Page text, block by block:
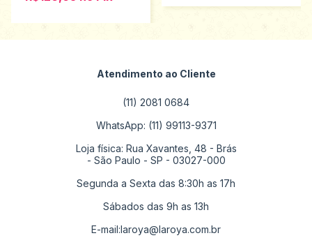
Atendimento ao Cliente
(11) 2081 0684
WhatsApp: (11) 99113-9371
Loja física: Rua Xavantes, 48 - Brás
- São Paulo - SP - 03027-000
Segunda a Sexta das 8:30h as 17h
Sábados das 9h as 13h
E-mail:laroya@laroya.com.br